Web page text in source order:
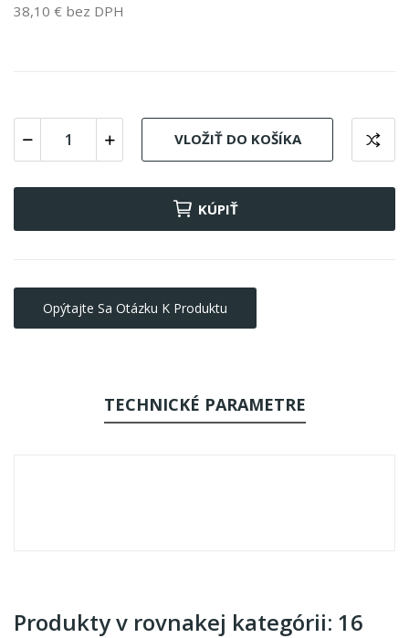
38,10 € bez DPH
VLOŽIŤ DO KOŠÍKA
KÚPIŤ
Opýtajte Sa Otázku K Produktu
TECHNICKÉ PARAMETRE
Produkty v rovnakej kategórii: 16